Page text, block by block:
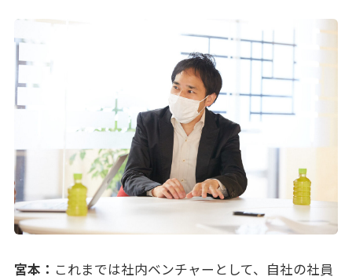
宮本： これまでは社内ベンチャーとして、自社の社員